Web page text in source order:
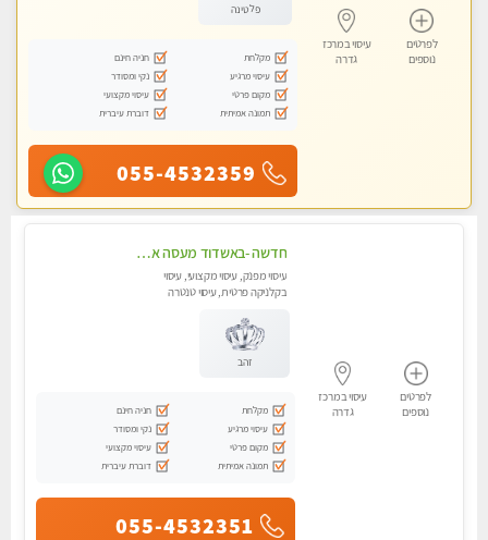
לפרטים
נוספים
עיסוי במרכז
גדרה
פלטינה
מקלחת
חניה חינם
עיסוי מרגיע
נקי ומסודר
מקום פרטי
עיסוי מקצועי
תמונה אמיתית
דוברת עיברית
055-4532359
לפרטים
נוספים
עיסוי במרכז
גדרה
חדשה -באשדוד מעסה איכותית מפנקת ומקצועית לעיסוי חלומי ..... בגבעתיים
עיסוי מפנק, עיסוי מקצועי, עיסוי
בקלניקה פרטית, עיסוי טנטרה
זהב
מקלחת
חניה חינם
עיסוי מרגיע
נקי ומסודר
מקום פרטי
עיסוי מקצועי
תמונה אמיתית
דוברת עיברית
055-4532351